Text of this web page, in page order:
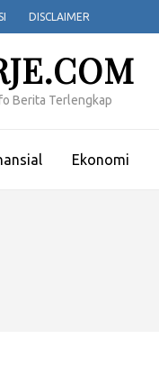
DISCLAIMER
Berita Terlengkap
Ekonomi